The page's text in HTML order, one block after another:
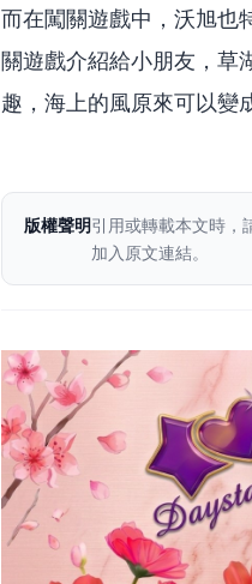
而在闖關遊戲中，沃旭也
關遊戲介紹給小朋友，草
趣，海上的風原來可以變
版權聲明引用或轉載本文時，
加入原文連結。